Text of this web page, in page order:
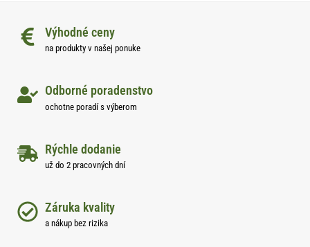
Výhodné ceny
na produkty v našej ponuke
Odborné poradenstvo
ochotne poradí s výberom
Rýchle dodanie
už do 2 pracovných dní
Záruka kvality
a nákup bez rizika